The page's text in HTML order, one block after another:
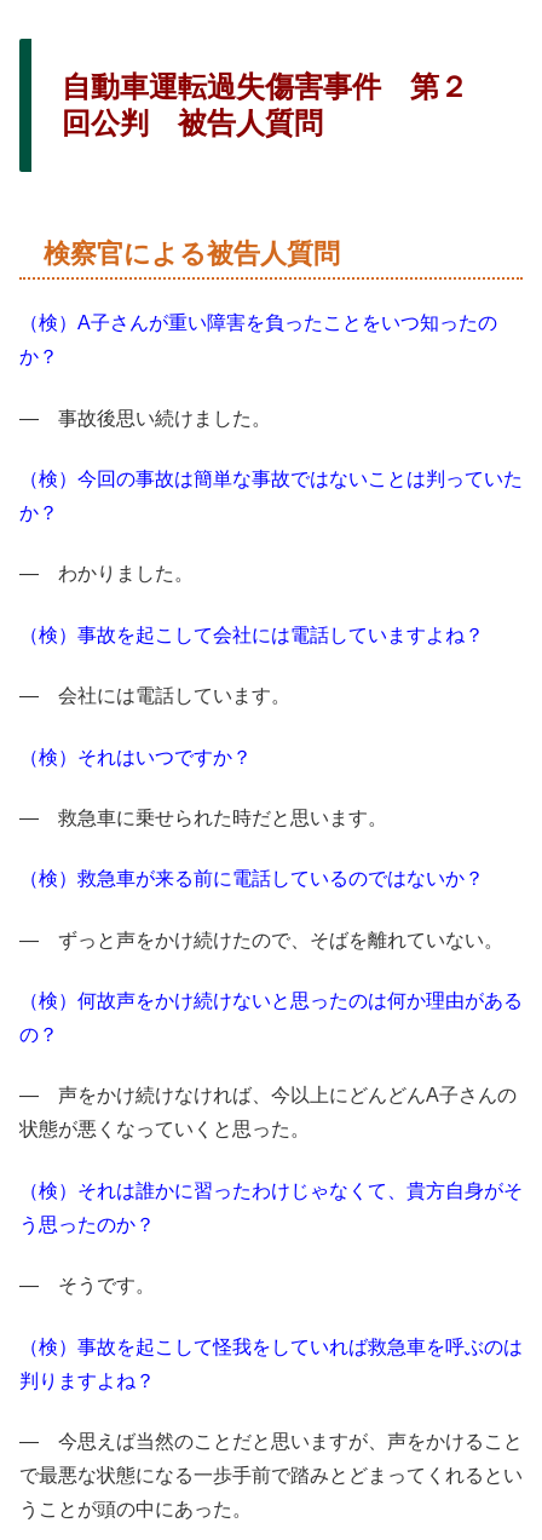
自動車運転過失傷害事件 第２
回公判 被告人質問
検察官による被告人質問
（検）A子さんが重い障害を負ったことをいつ知ったの
か？
― 事故後思い続けました。
（検）今回の事故は簡単な事故ではないことは判っていた
か？
― わかりました。
（検）事故を起こして会社には電話していますよね？
― 会社には電話しています。
（検）それはいつですか？
― 救急車に乗せられた時だと思います。
（検）救急車が来る前に電話しているのではないか？
― ずっと声をかけ続けたので、そばを離れていない。
（検）何故声をかけ続けないと思ったのは何か理由がある
の？
― 声をかけ続けなければ、今以上にどんどんA子さんの
状態が悪くなっていくと思った。
（検）それは誰かに習ったわけじゃなくて、貴方自身がそ
う思ったのか？
― そうです。
（検）事故を起こして怪我をしていれば救急車を呼ぶのは
判りますよね？
― 今思えば当然のことだと思いますが、声をかけること
で最悪な状態になる一歩手前で踏みとどまってくれるとい
うことが頭の中にあった。